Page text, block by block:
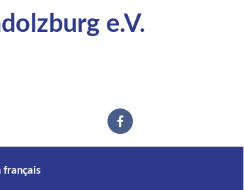
e.V.
français